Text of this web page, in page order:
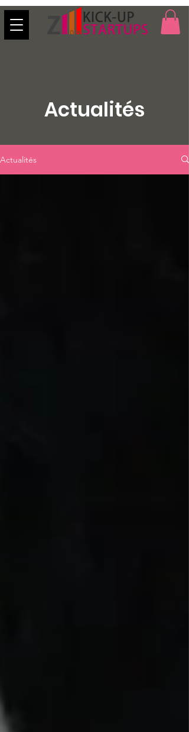
Actualités
Actualités